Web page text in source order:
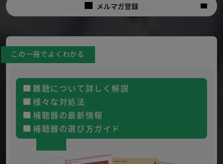
メルマガ登録
この一冊でよくわかる
難聴について詳しく解説
様々な対処法
補聴器の最新情報
補聴器の選び方ガイド